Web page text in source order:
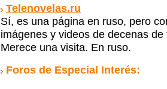
Telenovelas.ru
Sí, es una página en ruso, pero
imágenes y videos de decenas
Merece una visita. En ruso.
Foros de Especial Interés: